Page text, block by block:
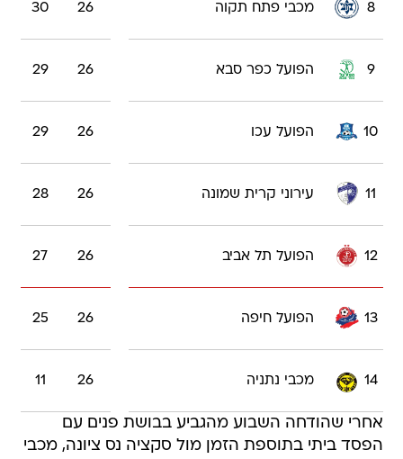
8 מכבי פתח תקוה 26
30
9 הפועל כפר סבא 26
29
10 הפועל עכו 26
29
11 עירוני קרית שמונה 26
28
12 הפועל תל אביב 26
27
13 הפועל חיפה 26
25
14 מכבי נתניה 26
11
אחרי שהודחה השבוע מהגביע בבושת פנים עם
הפסד ביתי בתוספת הזמן מול סקציה נס ציונה, מכבי